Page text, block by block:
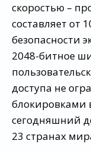
скоростью –
составляет от
безопасности
2048-битное
доступа не
блокировками
сегодняшний
23 странах